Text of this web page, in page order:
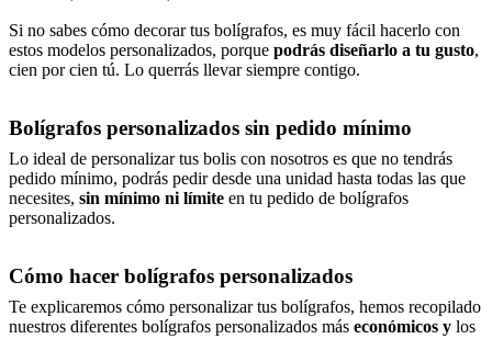
Si no sabes cómo decorar tus bolígrafos, es muy fácil hacerlo con
estos modelos personalizados, porque podrás diseñarlo a tu gusto,
cien por cien tú. Lo querrás llevar siempre contigo.
Bolígrafos personalizados sin pedido mínimo
Lo ideal de personalizar tus bolis con nosotros es que no tendrás
pedido mínimo, podrás pedir desde una unidad hasta todas las que
necesites, sin mínimo ni límite en tu pedido de bolígrafos
personalizados.
Cómo hacer bolígrafos personalizados
Te explicaremos cómo personalizar tus bolígrafos, hemos recopilado
nuestros diferentes bolígrafos personalizados más económicos y los